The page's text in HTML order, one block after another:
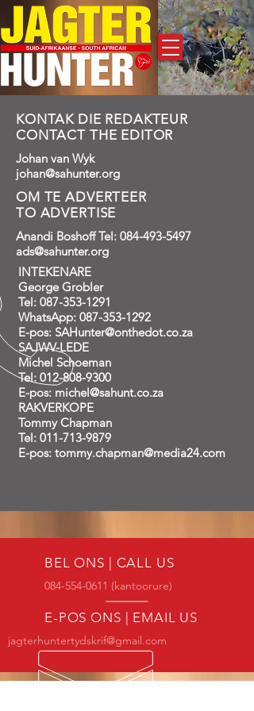
Adverteer
KONTAK DIE REDAKTEUR
CONTACT THE EDITOR
Johan van Wyk
johan@sahunter.org
OM TE ADVERTEER
TO ADVERTISE
Anandi Boshoff Tel: 084-493-5497
ads@sahunter.org
INTEKENARE
George Grobler
Tel: 087-353-1291
WhatsApp: 087-353-1292
E-pos: SAHunter@onthedot.co.za
SAJWV-LEDE
Michel Schoeman
Tel: 012-808-9300
E-pos: michel@sahunt.co.za
RAKVERKOPE
Tommy Chapman
Tel: 011-713-9879
E-pos: tommy.chapman@media24.com
BEL ONS | CALL US
084-554-0611 (kantoorure)
E-POS ONS | EMAIL US
jagterhuntertydskrif@gmail.com